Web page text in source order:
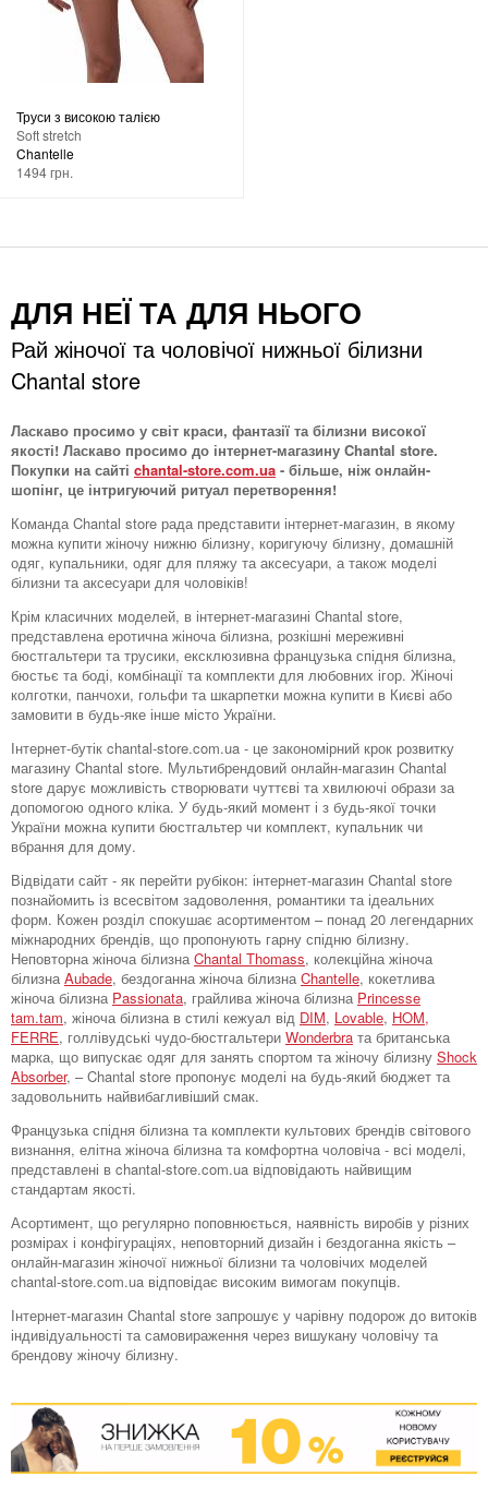
Труси з високою талією
Soft stretch
Chantelle
1494 грн.
ДЛЯ НЕЇ ТА ДЛЯ НЬОГО
Рай жіночої та чоловічої нижньої білизни
Chantal store
Ласкаво просимо у світ краси, фантазії та білизни високої
якості! Ласкаво просимо до інтернет-магазину Chantal store.
Покупки на сайті chantal-store.com.ua - більше, ніж онлайн-
шопінг, це інтригуючий ритуал перетворення!
Команда Chantal store рада представити інтернет-магазин, в якому
можна купити жіночу нижню білизну, коригуючу білизну, домашній
одяг, купальники, одяг для пляжу та аксесуари, а також моделі
білизни та аксесуари для чоловіків!
Крім класичних моделей, в інтернет-магазині Chantal store,
представлена ​​еротична жіноча білизна, розкішні мереживні
бюстгальтери та трусики, ексклюзивна французька спідня білизна,
бюстьє та боді, комбінації та комплекти для любовних ігор. Жіночі
колготки, панчохи, гольфи та шкарпетки можна купити в Києві або
замовити в будь-яке інше місто України.
Інтернет-бутік chantal-store.com.ua - це закономірний крок розвитку
магазину Chantal store. Мультибрендовий онлайн-магазин Chantal
store дарує можливість створювати чуттєві та хвилюючі образи за
допомогою одного кліка. У будь-який момент і з будь-якої точки
України можна купити бюстгальтер чи комплект, купальник чи
вбрання для дому.
Відвідати сайт - як перейти рубікон: інтернет-магазин Chantal store
познайомить із всесвітом задоволення, романтики та ідеальних
форм. Кожен розділ спокушає асортиментом – понад 20 легендарних
міжнародних брендів, що пропонують гарну спідню білизну.
Неповторна жіноча білизна Chantal Thomass, колекційна жіноча
білизна Aubade, бездоганна жіноча білизна Chantelle, кокетлива
жіноча білизна Passionata, грайлива жіноча білизна Princesse
tam.tam, жіноча білизна в стилі кежуал від DIM, Lovable, HOM,
FERRE, голлівудські чудо-бюстгальтери Wonderbra та британська
марка, що випускає одяг для занять спортом та жіночу білизну Shock
Absorber, – Chantal store пропонує моделі на будь-який бюджет та
задовольнить найвибагливіший смак.
Французька спідня білизна та комплекти культових брендів світового
визнання, елітна жіноча білизна та комфортна чоловіча - всі моделі,
представлені в chantal-store.com.ua відповідають найвищим
стандартам якості.
Асортимент, що регулярно поповнюється, наявність виробів у різних
розмірах і конфігураціях, неповторний дизайн і бездоганна якість –
онлайн-магазин жіночої нижньої білизни та чоловічих моделей
chantal-store.com.ua відповідає високим вимогам покупців.
Інтернет-магазин Chantal store запрошує у чарівну подорож до витоків
індивідуальності та самовираження через вишукану чоловічу та
брендову жіночу білизну.